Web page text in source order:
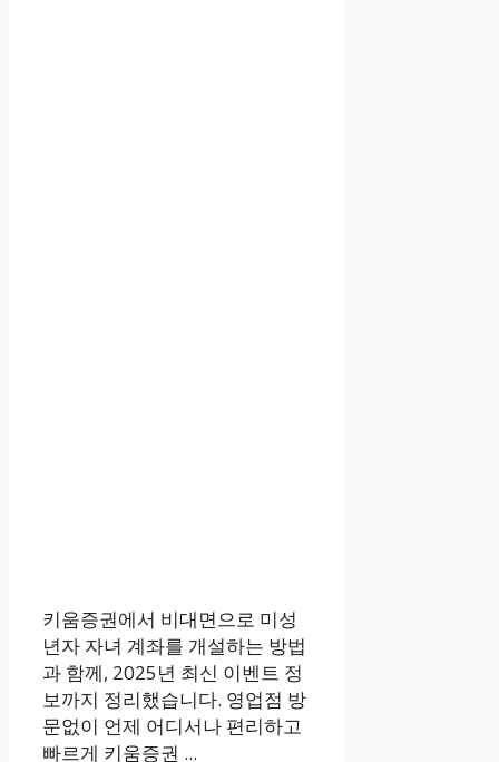
키움증권에서 비대면으로 미성
년자 자녀 계좌를 개설하는 방법
과 함께, 2025년 최신 이벤트 정
보까지 정리했습니다. 영업점 방
문없이 언제 어디서나 편리하고
빠르게 키움증권 ...